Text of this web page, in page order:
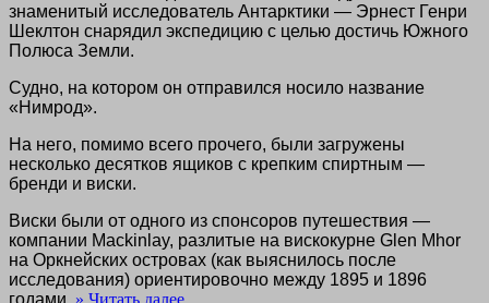
знаменитый исследователь Антарктики — Эрнест Генри
Шеклтон снарядил экспедицию с целью достичь Южного
Полюса Земли.
Судно, на котором он отправился носило название
«Нимрод».
На него, помимо всего прочего, были загружены
несколько десятков ящиков с крепким спиртным —
бренди и виски.
Виски были от одного из спонсоров путешествия —
компании Mackinlay, разлитые на вискокурне Glen Mhor
на Оркнейских островах (как выяснилось после
исследования) ориентировочно между 1895 и 1896
годами. » Читать далее